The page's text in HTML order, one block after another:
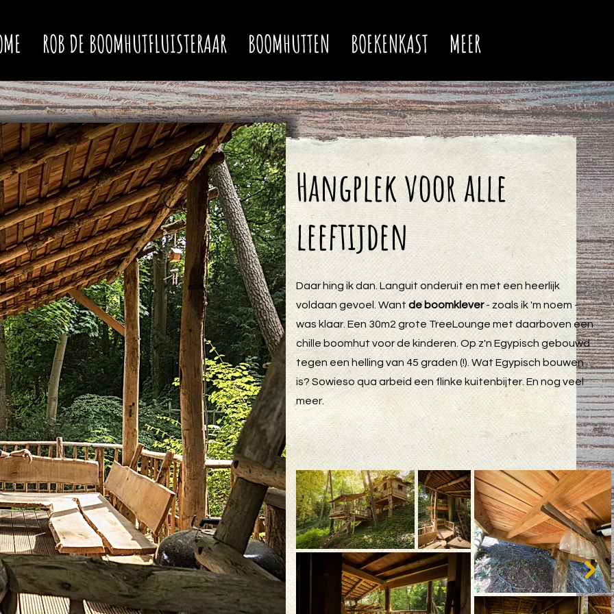
ROB DE BOOMHUTFLUISTERAAR BOOMHUTTEN BOEKENKAST MEER
Hangplek voor alle
leeftijden
Daar hing ik dan. Languit onderuit en met een heerlijk
voldaan gevoel. Wantde boomklever- zoals ik 'm noem -
was klaar. Een 30m2 grote TreeLounge met daarboven een
chille boomhut voor de kinderen. Op z'n Egypisch gebouwd
tegen een helling van 45 graden (!). Wat Egypisch bouwen
is? Sowieso qua arbeid een flinke kuitenbijter. En nog veel
meer.